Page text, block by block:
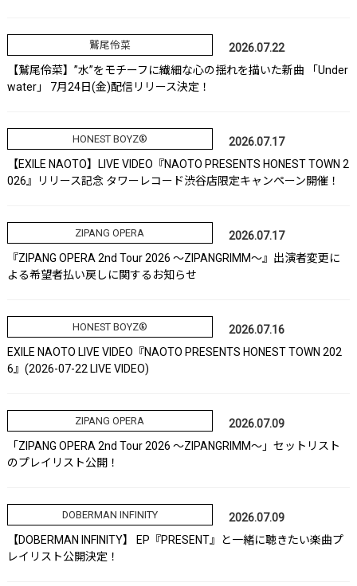
鷲尾伶菜
2026.07.22
【鷲尾伶菜】”水”をモチーフに繊細な心の揺れを描いた新曲 「Under
water」 7月24日(金)配信リリース決定！
HONEST BOYZ®
2026.07.17
【EXILE NAOTO】LIVE VIDEO『NAOTO PRESENTS HONEST TOWN 2
026』リリース記念 タワーレコード渋谷店限定キャンペーン開催！
ZIPANG OPERA
2026.07.17
『ZIPANG OPERA 2nd Tour 2026 ～ZIPANGRIMM～』出演者変更に
よる希望者払い戻しに関するお知らせ
HONEST BOYZ®
2026.07.16
EXILE NAOTO LIVE VIDEO『NAOTO PRESENTS HONEST TOWN 202
6』(2026-07-22 LIVE VIDEO)
ZIPANG OPERA
2026.07.09
「ZIPANG OPERA 2nd Tour 2026 ～ZIPANGRIMM～」セットリスト
のプレイリスト公開！
DOBERMAN INFINITY
2026.07.09
【DOBERMAN INFINITY】 EP『PRESENT』と一緒に聴きたい楽曲プ
レイリスト公開決定！